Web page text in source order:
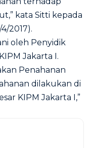
kata Sitti kepada
2017).
oleh Penyidik
Jakarta I.
Penahanan
dilakukan di
KIPM Jakarta I,”